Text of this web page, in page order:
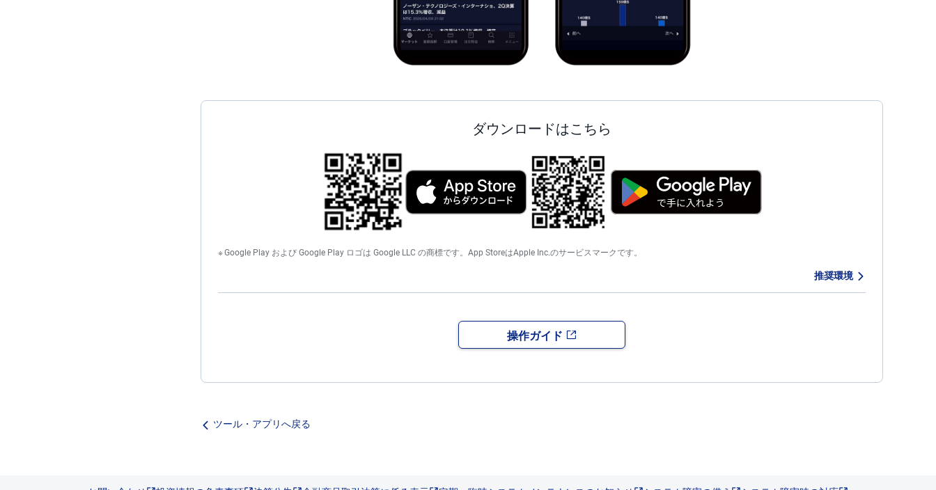
ダウンロードはこちら
Google Play および Google Play ロゴは Google LLC の商標です。App StoreはApple Inc.のサービスマークです。
推奨環境
操作ガイド
ツール・アプリへ戻る